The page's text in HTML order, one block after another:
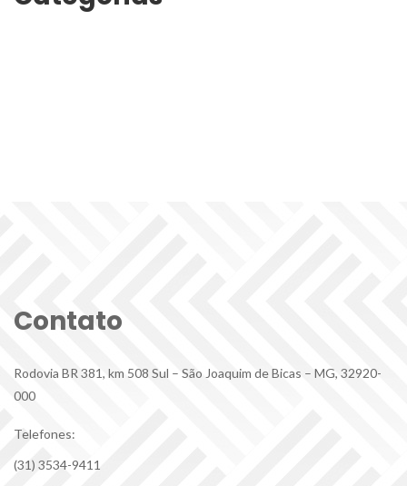
Contato
Rodovia BR 381, km 508 Sul – São Joaquim de Bicas – MG, 32920-
000
Telefones:
(31) 3534-9411